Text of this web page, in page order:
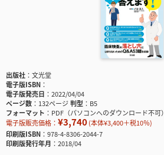
出版社
文光堂
電子版ISBN
電子版発売日
2022/04/04
ページ数
132ページ判型
B5
フォーマット
PDF（パソコンへのダウンロード不可）
電子版販売価格： ¥3,740(本体¥3,400＋税10％)
印刷版ISBN
978-4-8306-2044-7
印刷版発行年月
2018/04